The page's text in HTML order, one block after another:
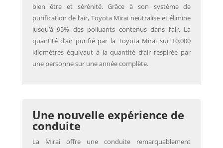
bien être et sérénité. Grâce à son système de
purification de l’air, Toyota Mirai neutralise et élimine
jusqu’à 95% des polluants contenus dans l’air. La
quantité d’air purifié par la Toyota Mirai sur 10.000
kilomètres équivaut à la quantité d’air respirée par
une personne sur une année complète.
Une nouvelle expérience de
conduite
La Mirai offre une conduite remarquablement